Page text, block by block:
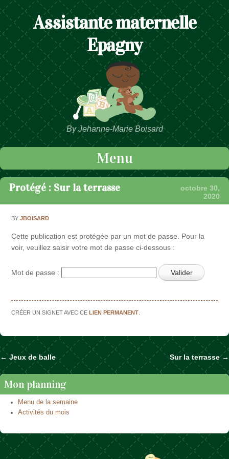
Assistante maternelle
Epagny
By Jehanne-Marie Boisard
Menu
Passer au contenu
Protégé : Sur la terrasse
octobre 30,
2020
BYJBOISARD
Cette publication est protégée par un mot de passe. Pour la
voir, veuillez saisir votre mot de passe ci-dessous :
Mot de passe :
CRÉER UN SIGNET AVEC CELIEN PERMANENT
Naviguer dans les articles
←Jeux de balle Sur la terrasse→
Mon planning
Menu de la semaine
Activités du mois